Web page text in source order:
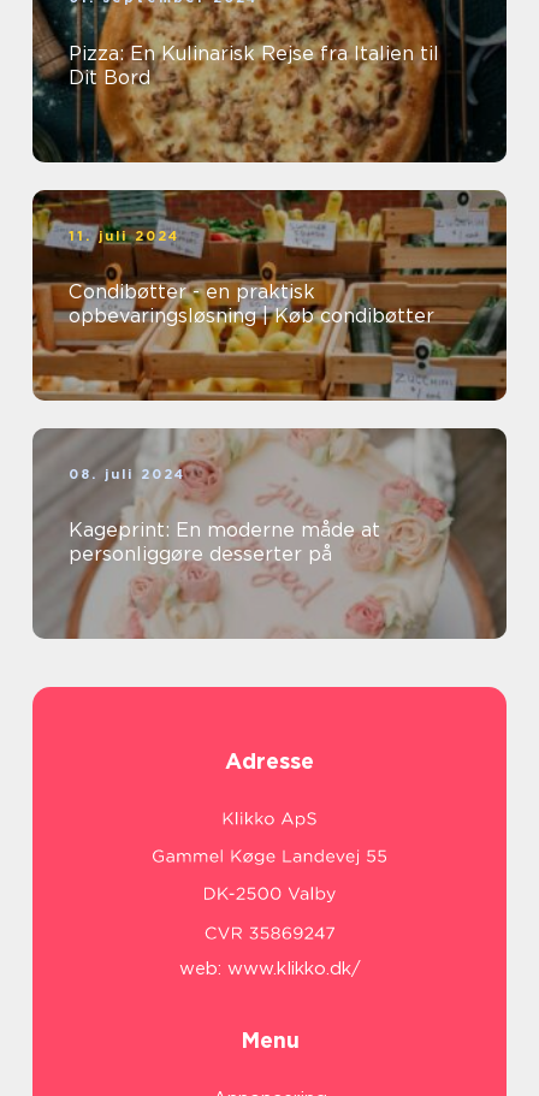
Pizza: En Kulinarisk Rejse fra Italien til
Dit Bord
11. juli 2024
Condibøtter - en praktisk
opbevaringsløsning | Køb condibøtter
08. juli 2024
Kageprint: En moderne måde at
personliggøre desserter på
Adresse
web: www.klikko.dk/
Menu